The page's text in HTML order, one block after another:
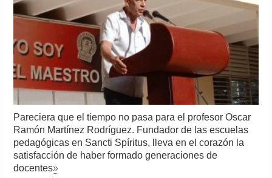
Pareciera que el tiempo no pasa para el profesor Oscar
Ramón Martínez Rodríguez. Fundador de las escuelas
pedagógicas en Sancti Spíritus, lleva en el corazón la
satisfacción de haber formado generaciones de
docentes»